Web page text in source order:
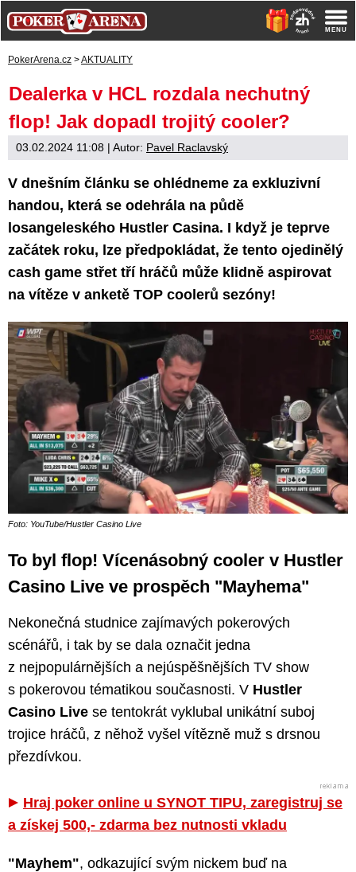
PokerArena.cz >AKTUALITY
Dealerka v HCL rozdala nechutný
flop! Jak dopadl trojitý cooler?
03.02.2024 11:08 | Autor: Pavel Raclavský
V dnešním článku se ohlédneme za exkluzivní
handou, která se odehrála na půdě
losangeleského Hustler Casina. I když je teprve
začátek roku, lze předpokládat, že tento ojedinělý
cash game střet tří hráčů může klidně aspirovat
na vítěze v anketě TOP coolerů sezóny!
Foto: YouTube/Hustler Casino Live
To byl flop! Vícenásobný cooler v Hustler
Casino Live ve prospěch "Mayhema"
Nekonečná studnice zajímavých pokerových
scénářů, i tak by se dala označit jedna
z nejpopulárnějších a nejúspěšnějších TV show
s pokerovou tématikou současnosti. V Hustler
Casino Live se tentokrát vyklubal unikátní suboj
trojice hráčů, z něhož vyšel vítězně muž s drsnou
přezdívkou.
Hraj poker online u SYNOT TIPU, zaregistruj se
a získej 500,- zdarma bez nutnosti vkladu
"Mayhem", odkazující svým nickem buď na